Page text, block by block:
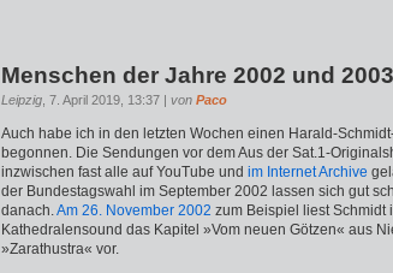
Menschen der Jahre 2002 und 2003
Leipzig , 7. April 2019, 13:37 | von Paco
Auch habe ich in den letzten Wochen einen Harald-
begonnen. Die Sendungen vor dem Aus der Sat.1-
inzwischen fast alle auf YouTube und im Internet Archive
der Bundestagswahl im September 2002 lassen sich gut
danach.Am 26. November 2002 zum Beispiel liest Schmidt
Kathedralensound das Kapitel »Vom neuen Götzen« aus
»Zarathustra« vor.